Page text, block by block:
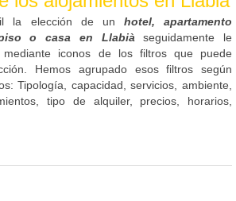
la elección de un hotel, apartamento
o casa en Llabià seguidamente le
iconos de los filtros que puede
Hemos agrupado esos filtros según
Tipología, capacidad, servicios, ambiente,
tipo de alquiler, precios, horarios,